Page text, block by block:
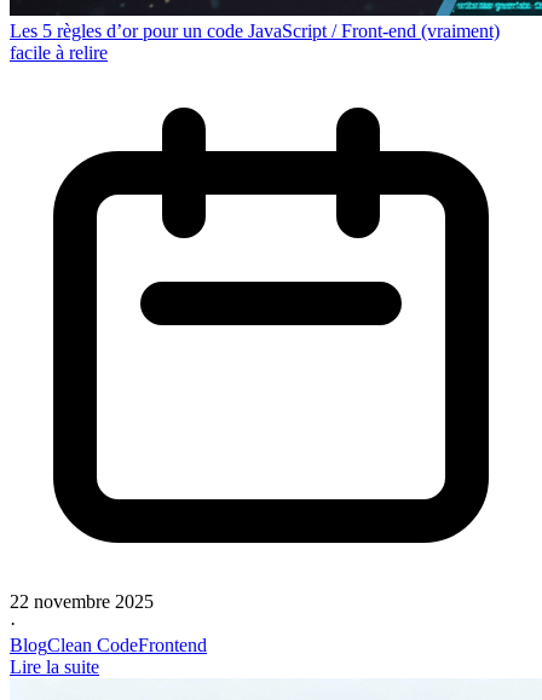
Les 5 règles d’or pour un code JavaScript / Front-end (vraiment)
facile à relire
22 novembre 2025
·
BlogClean CodeFrontend
Lire la suite